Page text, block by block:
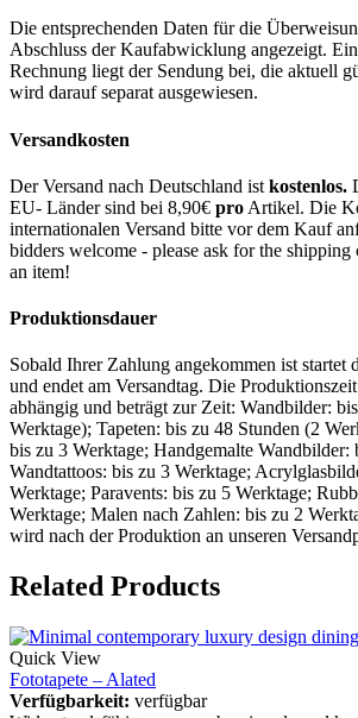
Die entsprechenden Daten für die
Abschluss der Kaufabwicklung angezeigt.
Rechnung liegt der Sendung bei, die aktuell
wird darauf separat ausgewiesen.
Versandkosten
Der Versand nach Deutschland ist kostenlos.
EU- Länder sind bei 8,90€ pro Artikel. Die
internationalen Versand bitte vor dem Kauf
bidders welcome - please ask for the shipping
an item!
Produktionsdauer
Sobald Ihrer Zahlung angekommen ist startet
und endet am Versandtag. Die
abhängig und beträgt zur Zeit: Wandbilder:
Werktage); Tapeten: bis zu 48 Stunden (2
bis zu 3 Werktage; Handgemalte Wandbilder:
Wandtattoos: bis zu 3 Werktage;
Werktage; Paravents: bis zu 5 Werktage;
Werktage; Malen nach Zahlen: bis zu 2
wird nach der Produktion an unseren
Related Products
Quick View
Fototapete – Alated
Verfügbarkeit: verfügbar